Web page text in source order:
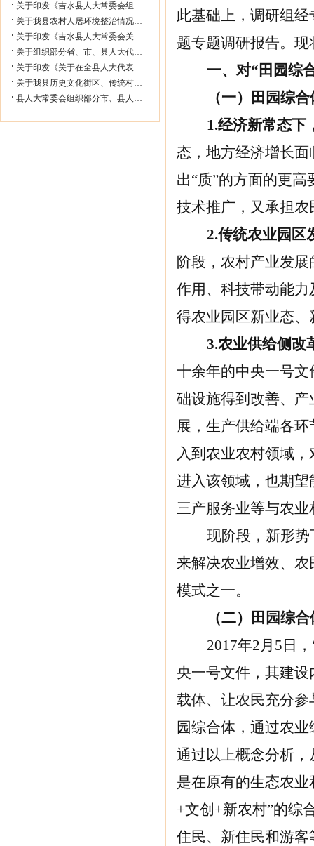
关于印发《吉水县人大常委会组织部分...
关于我县农村人居环境整治情况的视察...
关于印发《吉水县人大常委会关于进一...
关于组织部分省、市、县人大代表视察我...
关于印发《关于在全县人大代表中开展...
关于我县历史文化街区、传统村落保护...
县人大常委会组织部分市、县人大代表...
此基础上，调研组
题专题调研报告。
一、对“田园综
（一）
田园综
1.经济新常态下
态，地方经济增长
出“质”的方面的更
技术推广，又承担
2.传统农业园区
阶段，农村产业发
作用、科技带动能
得农业园区新业态
3.农业供给侧改
十余年的中央一号
础设施得到改善、
展，生产供给端各
入到农业农村领域
进入该领域，也期
三产服务业等与农
现阶段，新形
来解决农业增效、
模式之一。
（二）
田园综
2017年2月5日
央一号文件，其建
载体、让农民充分
园综合体，通过农
通过以上概念分析
是在原有的生态农
+文创+新农村”的综
住民、新住民和游